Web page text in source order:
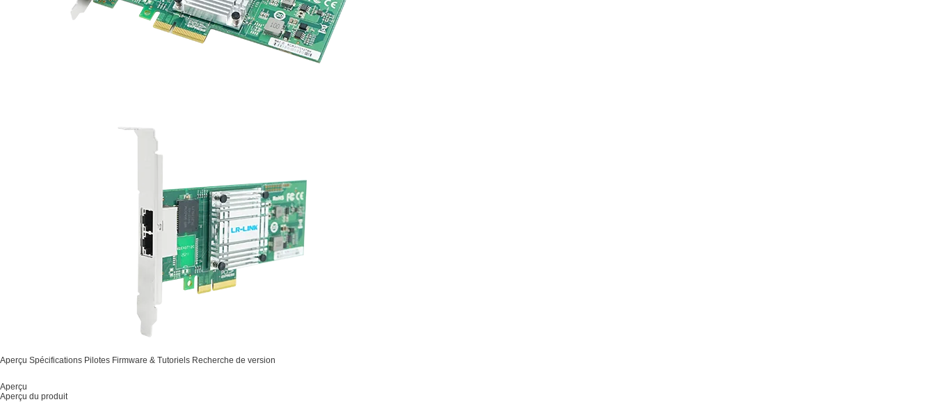
Aperçu Spécifications Pilotes Firmware & Tutoriels Recherche de version
Aperçu
Aperçu du produit